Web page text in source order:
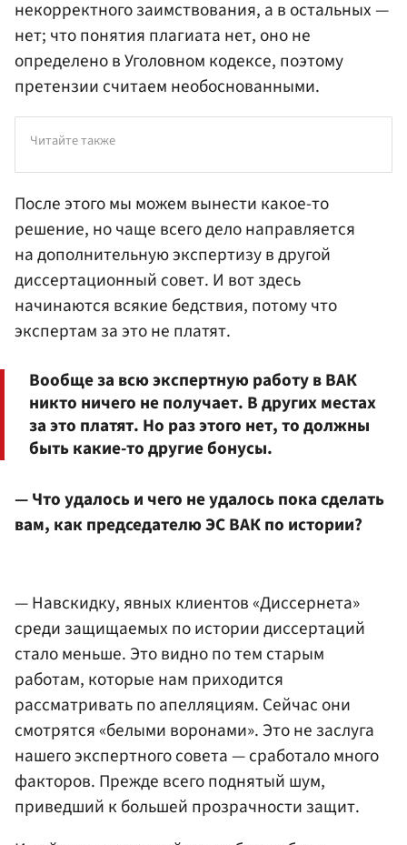
некорректного заимствования, а в остальных —
нет; что понятия плагиата нет, оно не
определено в Уголовном кодексе, поэтому
претензии считаем необоснованными.
Читайте также
После этого мы можем вынести какое-то
решение, но чаще всего дело направляется
на дополнительную экспертизу в другой
диссертационный совет. И вот здесь
начинаются всякие бедствия, потому что
экспертам за это не платят.
Вообще за всю экспертную работу в ВАК
никто ничего не получает. В других местах
за это платят. Но раз этого нет, то должны
быть какие-то другие бонусы.
— Что удалось и чего не удалось пока сделать
вам, как председателю ЭС ВАК по истории?
— Навскидку, явных клиентов «Диссернета»
среди защищаемых по истории диссертаций
стало меньше. Это видно по тем старым
работам, которые нам приходится
рассматривать по апелляциям. Сейчас они
смотрятся «белыми воронами». Это не заслуга
нашего экспертного совета — сработало много
факторов. Прежде всего поднятый шум,
приведший к большей прозрачности защит.